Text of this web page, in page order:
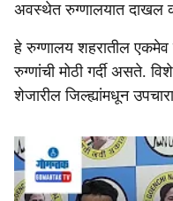
अवस्थेत रुग्णालयात दाखल
हे रुग्णालय शहरातील
रुग्णांची मोठी गर्दी असते.
शेजारील जिल्ह्यांमधून